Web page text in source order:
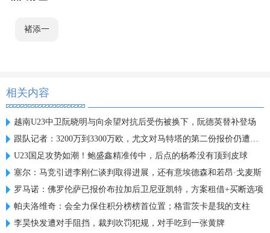
褚添一
相关内容
越南U23中卫阮晓明与向余望对抗后受伤被换下，阮德英替补登场
跟队记者：3200万到3300万欧，尤文对马特塔的第二份报价仍遭拒绝
U23国足攻势如潮！鲍盛鑫精准传中，后点的杨希没有顶到皮球
塞尔：马竞引进李刚仁谈判取得进展，还有意埃德森和若昂·戈麦斯
罗马诺：佛罗伦萨已报价布拉加后卫尼亚凯特，方案租借+买断选项
帕夫洛维奇：会全力保住积分榜榜首位置；格雷茨卡是我的支柱
李昊快发遭对手阻挡，裁判吹罚犯规，对手吃到一张黄牌